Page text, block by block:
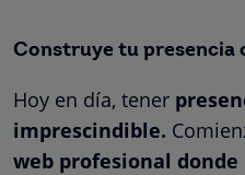
Construye tu presencia
Hoy en día, tener
imprescindible.
web profesional